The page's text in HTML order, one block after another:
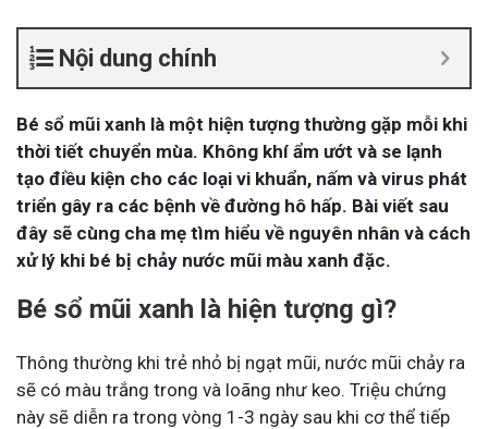
Nội dung chính
Bé sổ mũi xanh là một hiện tượng thường gặp mỗi khi
thời tiết chuyển mùa. Không khí ẩm ướt và se lạnh
tạo điều kiện cho các loại vi khuẩn, nấm và virus phát
triển gây ra các bệnh về đường hô hấp. Bài viết sau
đây sẽ cùng cha mẹ tìm hiểu về nguyên nhân và cách
xử lý khi bé bị chảy nước mũi màu xanh đặc.
Bé sổ mũi xanh là hiện tượng gì?
Thông thường khi trẻ nhỏ bị ngạt mũi, nước mũi chảy ra
sẽ có màu trắng trong và loãng như keo. Triệu chứng
này sẽ diễn ra trong vòng 1-3 ngày sau khi cơ thể tiếp